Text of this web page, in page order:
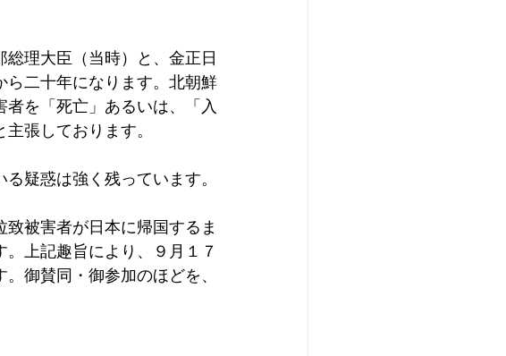
理大臣（当時）と、金正日
ら二十年になります。北朝鮮
を「死亡」あるいは、「入
張しております。
疑惑は強く残っています。
被害者が日本に帰国するま
上記趣旨により、９月１７
御賛同・御参加のほどを、